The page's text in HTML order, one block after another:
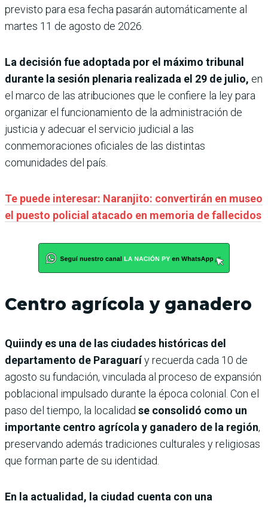
previsto para esa fecha pasarán automáticamente al
martes 11 de agosto de 2026.
La decisión fue adoptada por el máximo tribunal
durante la sesión plenaria realizada el 29 de julio, en
el marco de las atribuciones que le confiere la ley para
organizar el funcionamiento de la administración de
justicia y adecuar el servicio judicial a las
conmemoraciones oficiales de las distintas
comunidades del país.
Te puede interesar: Naranjito: convertirán en museo
el puesto policial atacado en memoria de fallecidos
Centro agrícola y ganadero
Quiindy es una de las ciudades históricas del
departamento de Paraguaríy recuerda cada 10 de
agosto su fundación, vinculada al proceso de expansión
poblacional impulsado durante la época colonial. Con el
paso del tiempo, la localidad se consolidó como un
importante centro agrícola y ganadero de la región,
preservando además tradiciones culturales y religiosas
que forman parte de su identidad.
En la actualidad, la ciudad cuenta con una